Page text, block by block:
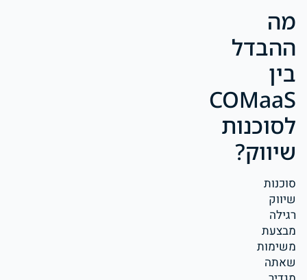
מה
ההבדל
בין
COMaaS
לסוכנות
שיווק?
סוכנות
שיווק
רגילה
מבצעת
משימות
שאתה